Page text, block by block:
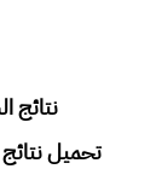
نتائج
تحميل